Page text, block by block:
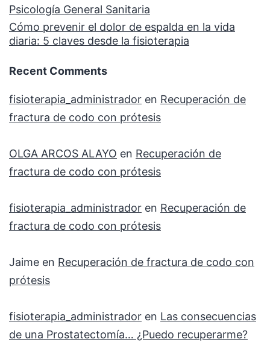
Psicología General Sanitaria
Cómo prevenir el dolor de espalda en la vida
diaria: 5 claves desde la fisioterapia
Recent Comments
fisioterapia_administrador en Recuperación de
fractura de codo con prótesis
OLGA ARCOS ALAYO en Recuperación de
fractura de codo con prótesis
fisioterapia_administrador en Recuperación de
fractura de codo con prótesis
Jaime en Recuperación de fractura de codo con
prótesis
fisioterapia_administrador en Las consecuencias
de una Prostatectomía… ¿Puedo recuperarme?